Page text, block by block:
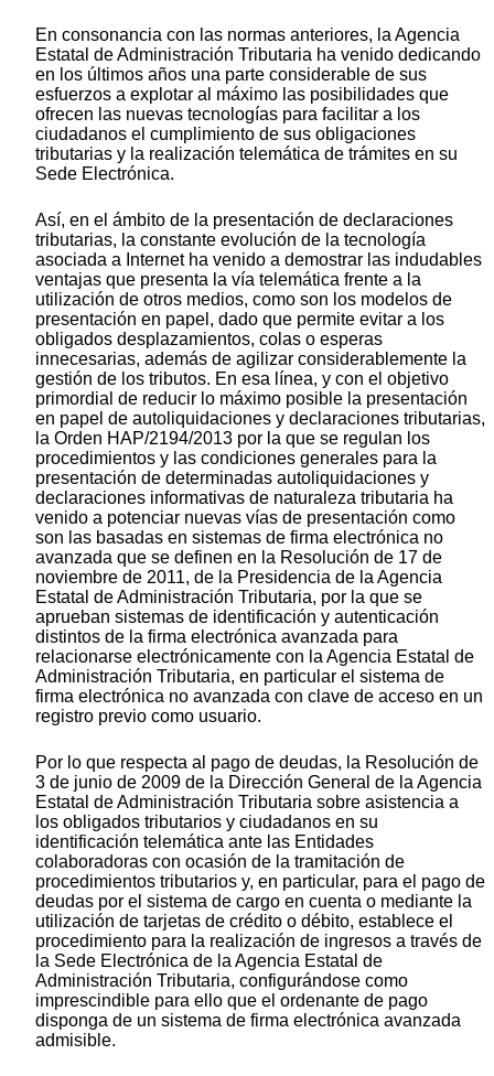
En consonancia con las normas anteriores, la Agencia
Estatal de Administración Tributaria ha venido dedicando
en los últimos años una parte considerable de sus
esfuerzos a explotar al máximo las posibilidades que
ofrecen las nuevas tecnologías para facilitar a los
ciudadanos el cumplimiento de sus obligaciones
tributarias y la realización telemática de trámites en su
Sede Electrónica.
Así, en el ámbito de la presentación de declaraciones
tributarias, la constante evolución de la tecnología
asociada a Internet ha venido a demostrar las indudables
ventajas que presenta la vía telemática frente a la
utilización de otros medios, como son los modelos de
presentación en papel, dado que permite evitar a los
obligados desplazamientos, colas o esperas
innecesarias, además de agilizar considerablemente la
gestión de los tributos. En esa línea, y con el objetivo
primordial de reducir lo máximo posible la presentación
en papel de autoliquidaciones y declaraciones tributarias,
la Orden HAP/2194/2013 por la que se regulan los
procedimientos y las condiciones generales para la
presentación de determinadas autoliquidaciones y
declaraciones informativas de naturaleza tributaria ha
venido a potenciar nuevas vías de presentación como
son las basadas en sistemas de firma electrónica no
avanzada que se definen en la Resolución de 17 de
noviembre de 2011, de la Presidencia de la Agencia
Estatal de Administración Tributaria, por la que se
aprueban sistemas de identificación y autenticación
distintos de la firma electrónica avanzada para
relacionarse electrónicamente con la Agencia Estatal de
Administración Tributaria, en particular el sistema de
firma electrónica no avanzada con clave de acceso en un
registro previo como usuario.
Por lo que respecta al pago de deudas, la Resolución de
3 de junio de 2009 de la Dirección General de la Agencia
Estatal de Administración Tributaria sobre asistencia a
los obligados tributarios y ciudadanos en su
identificación telemática ante las Entidades
colaboradoras con ocasión de la tramitación de
procedimientos tributarios y, en particular, para el pago de
deudas por el sistema de cargo en cuenta o mediante la
utilización de tarjetas de crédito o débito, establece el
procedimiento para la realización de ingresos a través de
la Sede Electrónica de la Agencia Estatal de
Administración Tributaria, configurándose como
imprescindible para ello que el ordenante de pago
disponga de un sistema de firma electrónica avanzada
admisible.